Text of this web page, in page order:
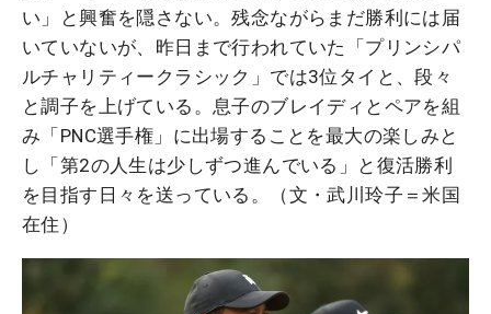
い」と興奮を隠さない。残念ながらまだ勝利には届
いていないが、昨日まで行われていた「プリンシパ
ルチャリティークラシック」では3位タイと、段々
と調子を上げている。息子のブレイディとペアを組
み「PNC選手権」に出場することを最大の楽しみと
し「第2の人生は少しずつ進んでいる」と復活勝利
を目指す日々を送っている。（文・武川玲子＝米国
在住）